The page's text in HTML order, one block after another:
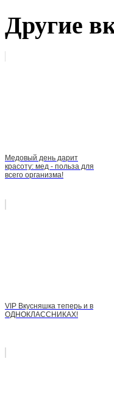
Другие
Медовый день дарит
красоту: мед - польза для
всего организма!
VIP Вкусняшка теперь и в
ОДНОКЛАССНИКАХ!